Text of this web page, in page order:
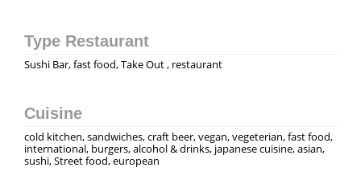
Type Restaurant
Sushi Bar, fast food, Take Out , restaurant
Cuisine
cold kitchen, sandwiches, craft beer, vegan, vegeterian, fast food,
international, burgers, alcohol & drinks, japanese cuisine, asian,
sushi, Street food, european